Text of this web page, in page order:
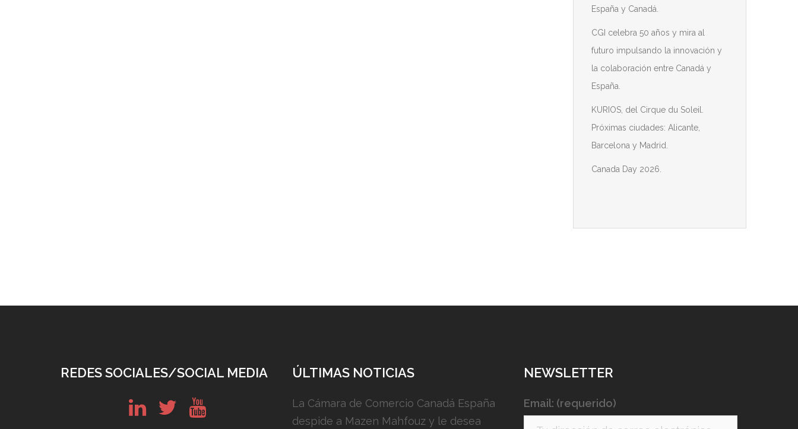
España y Canadá.
CGI celebra 50 años y mira al
futuro impulsando la innovación y
la colaboración entre Canadá y
España.
KURIOS, del Cirque du Soleil.
Próximas ciudades: Alicante,
Barcelona y Madrid.
Canada Day 2026.
REDES SOCIALES/SOCIAL MEDIA ÚLTIMAS NOTICIAS
La Cámara de Comercio Canadá España
despide a Mazen Mahfouz y le desea
NEWSLETTER
Email: (requerido)